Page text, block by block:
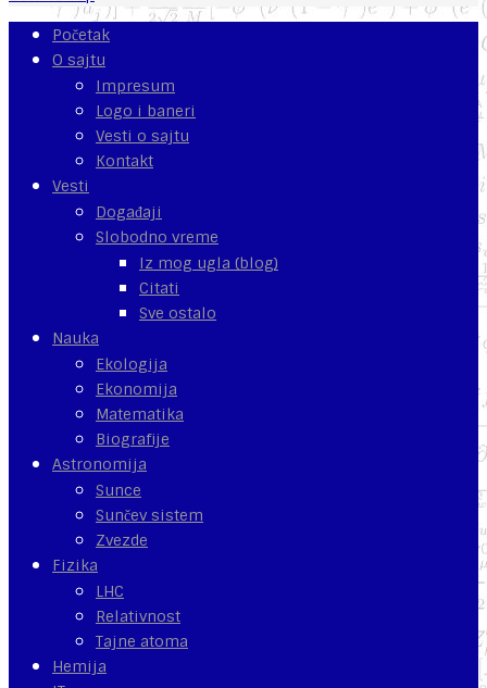
Početak
O sajtu
Impresum
Logo i baneri
Vesti o sajtu
Kontakt
Vesti
Događaji
Slobodno vreme
Iz mog ugla (blog)
Citati
Sve ostalo
Nauka
Ekologija
Ekonomija
Matematika
Biografije
Astronomija
Sunce
Sunčev sistem
Zvezde
Fizika
LHC
Relativnost
Tajne atoma
Hemija